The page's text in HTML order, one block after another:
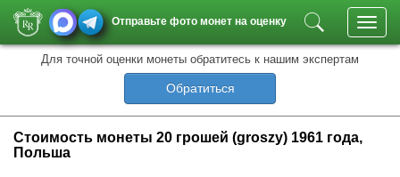
Отправьте фото монет на оценку
Для точной оценки монеты обратитесь к нашим экспертам
Обратиться
Стоимость монеты 20 грошей (groszy) 1961 года,
Польша